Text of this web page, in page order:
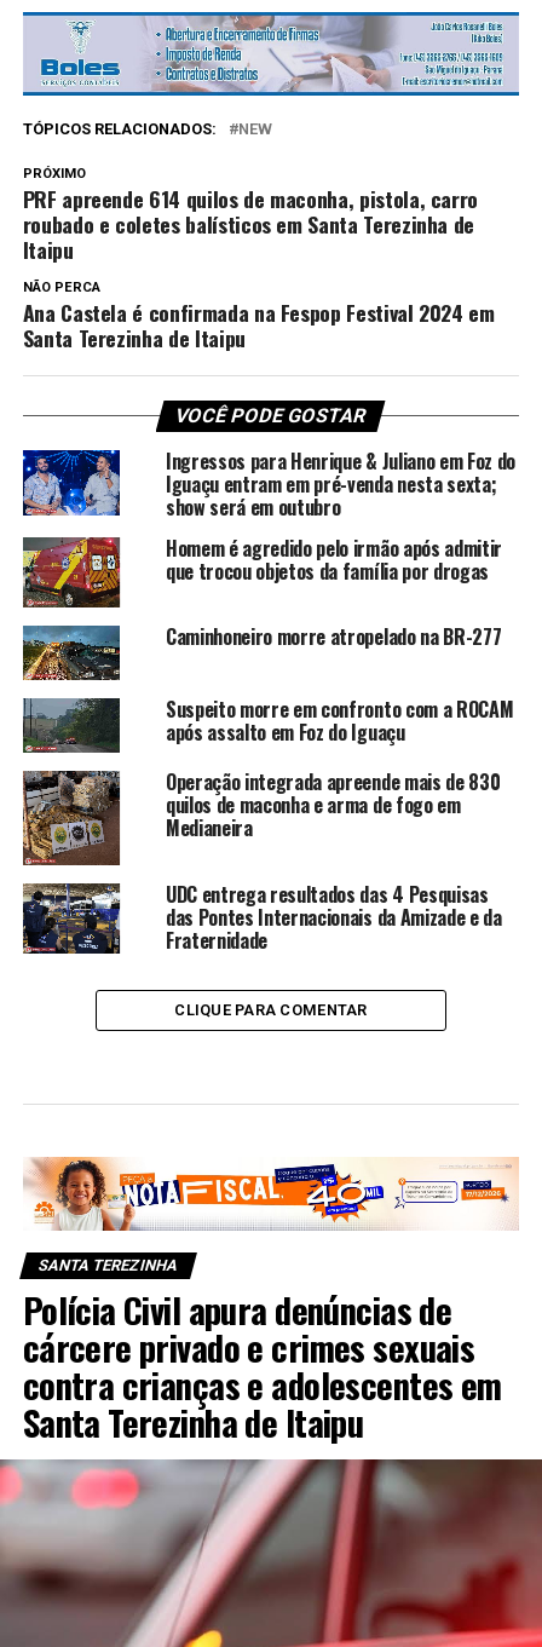
TÓPICOS RELACIONADOS: NEW
PRÓXIMO
PRF apreende 614 quilos de maconha, pistola, carro
roubado e coletes balísticos em Santa Terezinha de
Itaipu
NÃO PERCA
Ana Castela é confirmada na Fespop Festival 2024 em
Santa Terezinha de Itaipu
VOCÊ PODE GOSTAR
Ingressos para Henrique & Juliano em Foz do
Iguaçu entram em pré-venda nesta sexta;
show será em outubro
Homem é agredido pelo irmão após admitir
que trocou objetos da família por drogas
Caminhoneiro morre atropelado na BR-277
Suspeito morre em confronto com a ROCAM
após assalto em Foz do Iguaçu
Operação integrada apreende mais de 830
quilos de maconha e arma de fogo em
Medianeira
UDC entrega resultados das 4 Pesquisas
das Pontes Internacionais da Amizade e da
Fraternidade
CLIQUE PARA COMENTAR
SANTA TEREZINHA
Polícia Civil apura denúncias de
cárcere privado e crimes sexuais
contra crianças e adolescentes em
Santa Terezinha de Itaipu